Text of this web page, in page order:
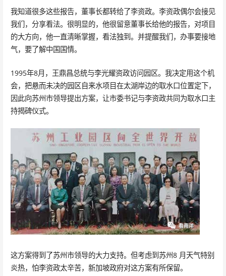
我知道很多这些报告，董事长都转给了李资政。李资政偶尔会接见
我们，分享看法。很明显的，他很留意董事长给他的报告，对项目
的大方向，他一直清晰掌握，看法独到。并提醒我们，办事要接地
气，要了解中国国情。
1995年8月，王鼎昌总统与李光耀资政访问园区。我决定用这个机
会，把悬而未决的园区自来水项目在太湖岸边的取水口位置定下，
因此向苏州市领导提出方案，让市委书记与李资政共同为取水口主
持揭碑仪式。
这方案得到了苏州市领导的大力支持。但考虑到苏州8 月天气特别
炎热，怕李资政太辛苦，新加坡政府对这方案有所保留。